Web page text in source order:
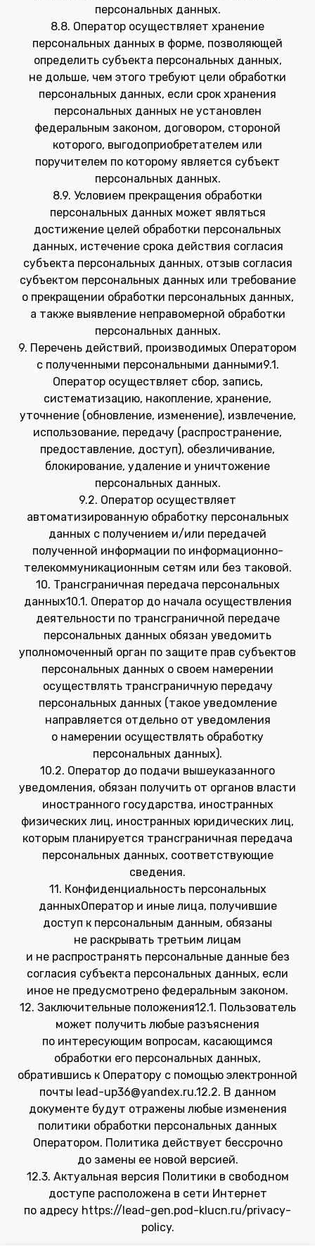
персональных данных.
8.8. Оператор осуществляет хранение
персональных данных в форме, позволяющей
определить субъекта персональных данных,
не дольше, чем этого требуют цели обработки
персональных данных, если срок хранения
персональных данных не установлен
федеральным законом, договором, стороной
которого, выгодоприобретателем или
поручителем по которому является субъект
персональных данных.
8.9. Условием прекращения обработки
персональных данных может являться
достижение целей обработки персональных
данных, истечение срока действия согласия
субъекта персональных данных, отзыв согласия
субъектом персональных данных или требование
о прекращении обработки персональных данных,
а также выявление неправомерной обработки
персональных данных.
9. Перечень действий, производимых Оператором
с полученными персональными данными9.1.
Оператор осуществляет сбор, запись,
систематизацию, накопление, хранение,
уточнение (обновление, изменение), извлечение,
использование, передачу (распространение,
предоставление, доступ), обезличивание,
блокирование, удаление и уничтожение
персональных данных.
9.2. Оператор осуществляет
автоматизированную обработку персональных
данных с получением и/или передачей
полученной информации по информационно-
телекоммуникационным сетям или без таковой.
10. Трансграничная передача персональных
данных10.1. Оператор до начала осуществления
деятельности по трансграничной передаче
персональных данных обязан уведомить
уполномоченный орган по защите прав субъектов
персональных данных о своем намерении
осуществлять трансграничную передачу
персональных данных (такое уведомление
направляется отдельно от уведомления
о намерении осуществлять обработку
персональных данных).
10.2. Оператор до подачи вышеуказанного
уведомления, обязан получить от органов власти
иностранного государства, иностранных
физических лиц, иностранных юридических лиц,
которым планируется трансграничная передача
персональных данных, соответствующие
сведения.
11. Конфиденциальность персональных
данныхОператор и иные лица, получившие
доступ к персональным данным, обязаны
не раскрывать третьим лицам
и не распространять персональные данные без
согласия субъекта персональных данных, если
иное не предусмотрено федеральным законом.
12. Заключительные положения12.1. Пользователь
может получить любые разъяснения
по интересующим вопросам, касающимся
обработки его персональных данных,
обратившись к Оператору с помощью электронной
почты lead-up36@yandex.ru.12.2. В данном
документе будут отражены любые изменения
политики обработки персональных данных
Оператором. Политика действует бессрочно
до замены ее новой версией.
12.3. Актуальная версия Политики в свободном
доступе расположена в сети Интернет
по адресу https://lead-gen.pod-klucn.ru/privacy-
policy.